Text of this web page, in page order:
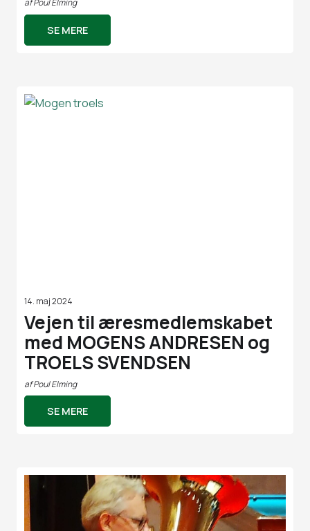
afPoul Elming
SE MERE
14. maj 2024
Vejen til æresmedlemskabet
med MOGENS ANDRESEN og
TROELS SVENDSEN
afPoul Elming
SE MERE